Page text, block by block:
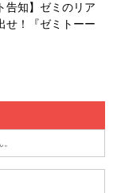
告知】ゼミのリア
せ！『ゼミトーー